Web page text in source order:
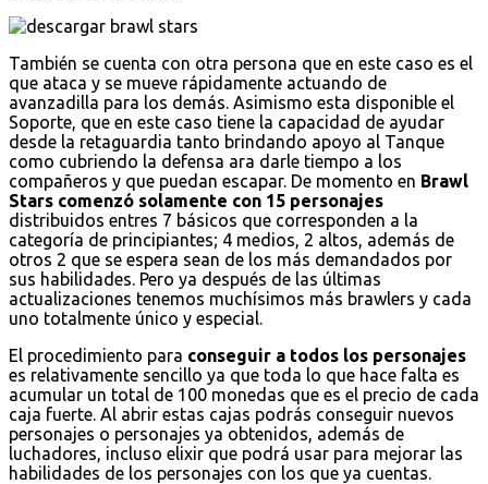
También se cuenta con otra persona que en este caso es el
que ataca y se mueve rápidamente actuando de
avanzadilla para los demás. Asimismo esta disponible el
Soporte, que en este caso tiene la capacidad de ayudar
desde la retaguardia tanto brindando apoyo al Tanque
como cubriendo la defensa ara darle tiempo a los
compañeros y que puedan escapar. De momento en Brawl
Stars comenzó solamente con 15 personajes
distribuidos entres 7 básicos que corresponden a la
categoría de principiantes; 4 medios, 2 altos, además de
otros 2 que se espera sean de los más demandados por
sus habilidades. Pero ya después de las últimas
actualizaciones tenemos muchísimos más brawlers y cada
uno totalmente único y especial.
El procedimiento para conseguir a todos los personajes
es relativamente sencillo ya que toda lo que hace falta es
acumular un total de 100 monedas que es el precio de cada
caja fuerte. Al abrir estas cajas podrás conseguir nuevos
personajes o personajes ya obtenidos, además de
luchadores, incluso elixir que podrá usar para mejorar las
habilidades de los personajes con los que ya cuentas.